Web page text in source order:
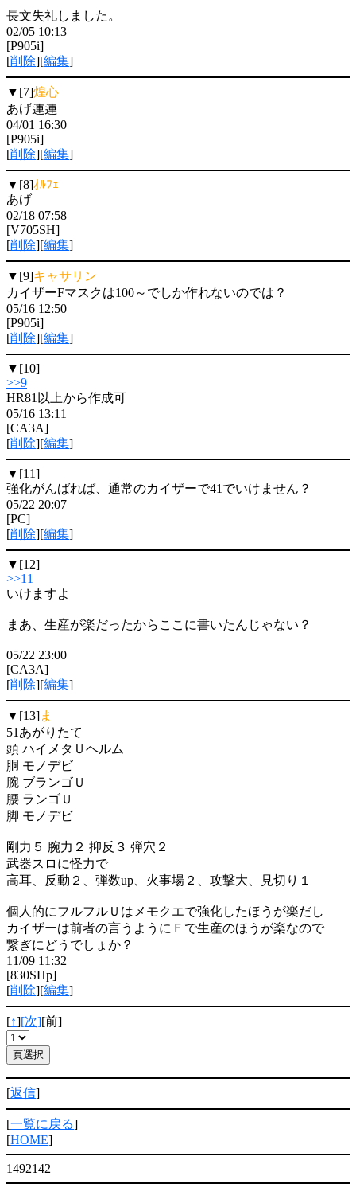
長文失礼しました。
02/05 10:13
[P905i]
[削除][編集]
▼[7]煌心
あげ連連
04/01 16:30
[P905i]
[削除][編集]
▼[8]ｵﾙﾌｪ
あげ
02/18 07:58
[V705SH]
[削除][編集]
▼[9]キャサリン
カイザーFマスクは100～でしか作れないのでは？
05/16 12:50
[P905i]
[削除][編集]
▼[10]
>>9
HR81以上から作成可
05/16 13:11
[CA3A]
[削除][編集]
▼[11]
強化がんばれば、通常のカイザーで41でいけません？
05/22 20:07
[PC]
[削除][編集]
▼[12]
>>11
いけますよ
まあ、生産が楽だったからここに書いたんじゃない？
05/22 23:00
[CA3A]
[削除][編集]
▼[13]ま
51あがりたて
頭 ハイメタＵヘルム
胴 モノデビ
腕 ブランゴＵ
腰 ランゴＵ
脚 モノデビ
剛力５ 腕力２ 抑反３ 弾穴２
武器スロに怪力で
高耳、反動２、弾数up、火事場２、攻撃大、見切り１
個人的にフルフルＵはメモクエで強化したほうが楽だし
カイザーは前者の言うようにＦで生産のほうが楽なので
繋ぎにどうでしょか？
11/09 11:32
[830SHp]
[削除][編集]
[↑][次][前]
[返信]
[一覧に戻る]
[HOME]
1492142